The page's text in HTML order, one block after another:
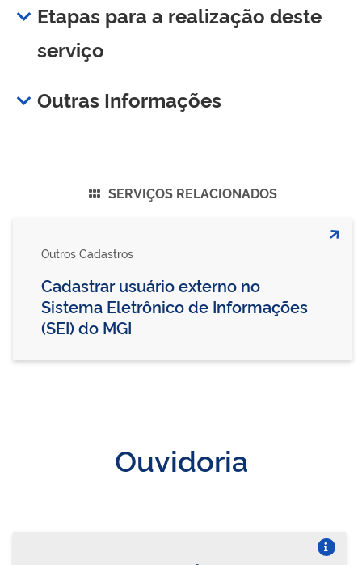
Etapas para a realização deste
serviço
Outras Informações
SERVIÇOS RELACIONADOS
Outros Cadastros
Cadastrar usuário externo no
Sistema Eletrônico de Informações
(SEI) do MGI
Ouvidoria